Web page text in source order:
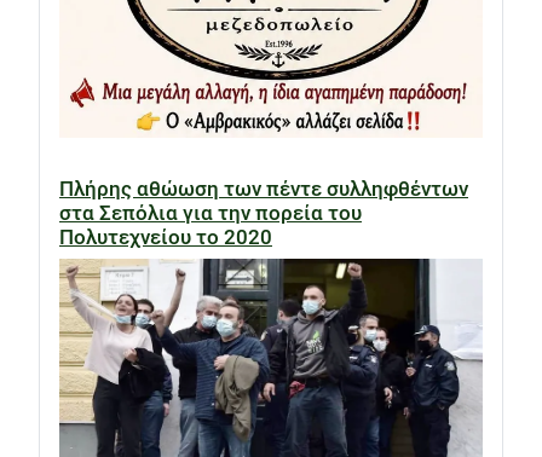
Πλήρης αθώωση των πέντε συλληφθέντων
στα Σεπόλια για την πορεία του
Πολυτεχνείου το 2020